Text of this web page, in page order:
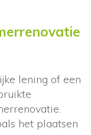
lening of een
het plaatsen